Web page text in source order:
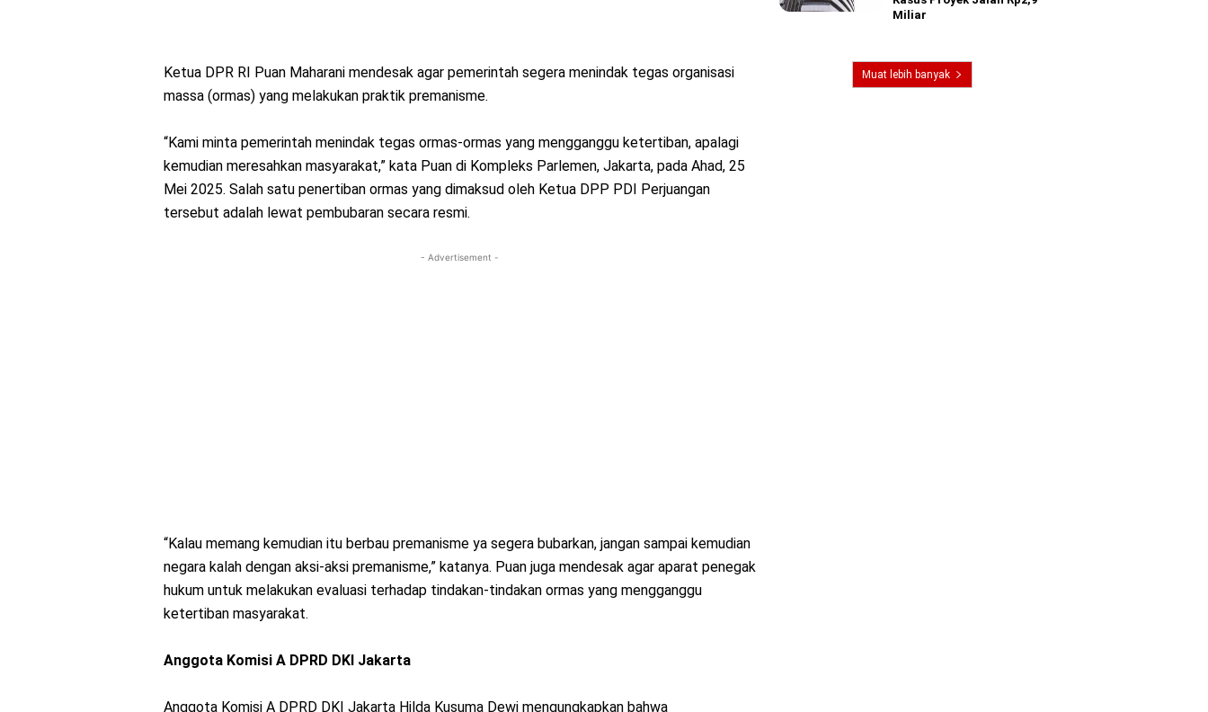
Ketua DPR RI Puan Maharani mendesak agar pemerintah segera menindak tegas organisasi
massa (ormas) yang melakukan praktik premanisme.
“Kami minta pemerintah menindak tegas ormas-ormas yang mengganggu ketertiban, apalagi
kemudian meresahkan masyarakat,” kata Puan di Kompleks Parlemen, Jakarta, pada Ahad, 25
Mei 2025. Salah satu penertiban ormas yang dimaksud oleh Ketua DPP PDI Perjuangan
tersebut adalah lewat pembubaran secara resmi.
- Advertisement -
“Kalau memang kemudian itu berbau premanisme ya segera bubarkan, jangan sampai kemudian
negara kalah dengan aksi-aksi premanisme,” katanya. Puan juga mendesak agar aparat penegak
hukum untuk melakukan evaluasi terhadap tindakan-tindakan ormas yang mengganggu
ketertiban masyarakat.
Anggota Komisi A DPRD DKI Jakarta
Anggota Komisi A DPRD DKI Jakarta Hilda Kusuma Dewi mengungkapkan bahwa
Miliar
Muat lebih banyak